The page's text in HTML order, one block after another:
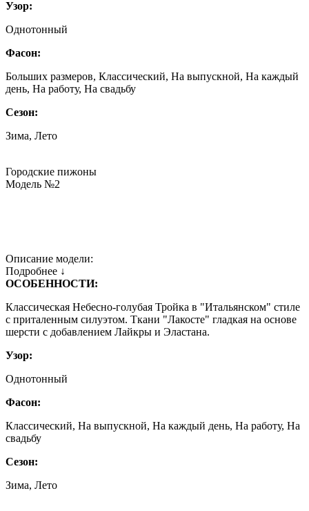
Узор:
Однотонный
Фасон:
Больших размеров, Классический, На выпускной, На каждый
день, На работу, На свадьбу
Сезон:
Зима, Лето
Городские пижоны
Модель №2
Описание модели:
Подробнее ↓
ОСОБЕННОСТИ:
Классическая Небесно-голубая Тройка в "Итальянском" стиле
с приталенным силуэтом. Ткани "Лакосте" гладкая на основе
шерсти с добавлением Лайкры и Эластана.
Узор:
Однотонный
Фасон:
Классический, На выпускной, На каждый день, На работу, На
свадьбу
Сезон:
Зима, Лето